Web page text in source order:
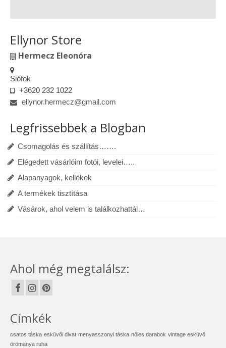
Ellynor Store
Hermecz Eleonóra
Siófok
+3620 232 1022
ellynor.hermecz@gmail.com
Legfrissebbek a Blogban
Csomagolás és szállítás…….
Elégedett vásárlóim fotói, levelei…..
Alapanyagok, kellékek
A termékek tisztítása
Vásárok, ahol velem is találkozhattál…
Ahol még megtalálsz:
Címkék
csatos táska esküvői divat menyasszonyi táska nőies darabok vintage esküvő
örömanya ruha